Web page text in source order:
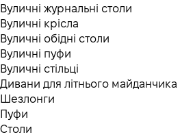
Вуличні журнальні столи
Вуличні крісла
Вуличні обідні столи
Вуличні пуфи
Вуличні стільці
Дивани для літнього майданчика
Шезлонги
Пуфи
Столи